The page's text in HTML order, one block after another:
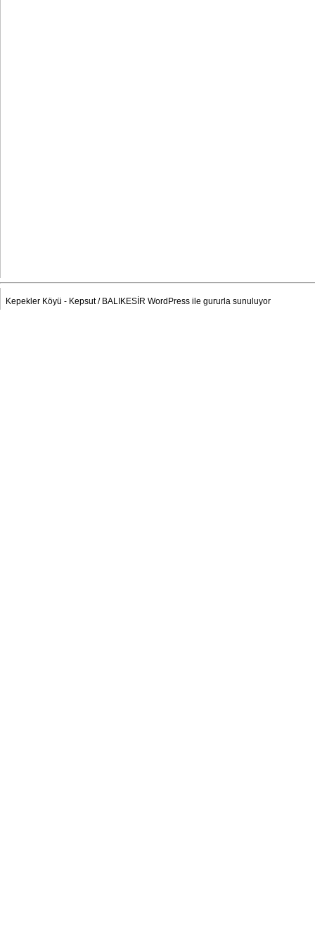
Kepekler Köyü - Kepsut / BALIKESİR WordPress ile gururla sunuluyor